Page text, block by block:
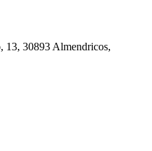
13, 30893 Almendricos,